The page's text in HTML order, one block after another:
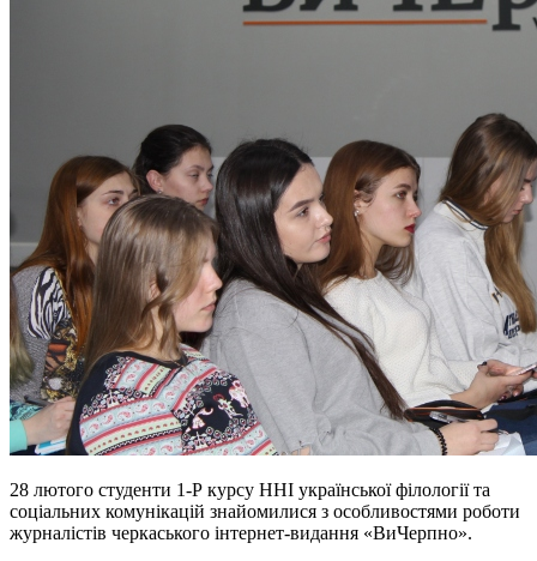
28 лютого студенти 1-Р курсу ННІ української філології та
соціальних комунікацій знайомилися з особливостями роботи
журналістів черкаського інтернет-видання «ВиЧерпно».